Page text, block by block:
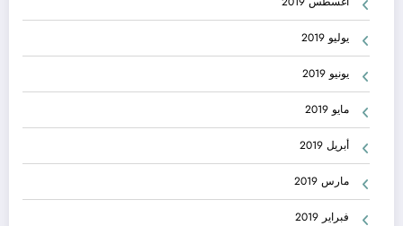
يوليو 2019
يونيو 2019
مايو 2019
أبريل 2019
مارس 2019
فبراير 2019